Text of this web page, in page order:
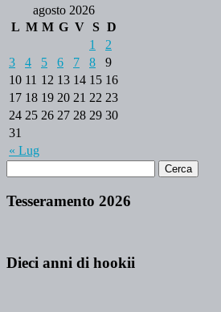
agosto 2026
L M M G V S D
« Lug
1
2
3
4 5 6 7 8
9
10 11 12 13 14 15 16
17 18 19 20 21 22 23
24 25 26 27 28 29 30
31
Tesseramento 2026
Dieci anni di hookii